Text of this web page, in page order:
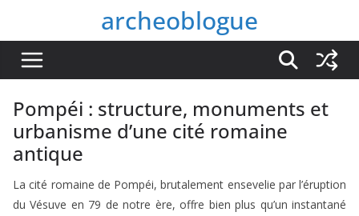
contenu
archeoblogue
Pompéi : structure, monuments et
urbanisme d’une cité romaine
antique
La cité romaine de Pompéi, brutalement ensevelie par l’éruption
du Vésuve en 79 de notre ère, offre bien plus qu’un instantané